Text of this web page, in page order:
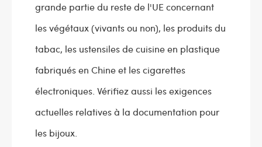
grande partie du reste de l'UE concernant
les végétaux (vivants ou non), les produits du
tabac, les ustensiles de cuisine en plastique
fabriqués en Chine et les cigarettes
électroniques. Vérifiez aussi les exigences
actuelles relatives à la documentation pour
les bijoux.